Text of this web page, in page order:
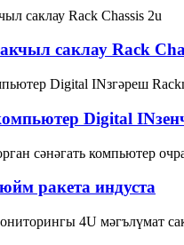
саклау Rack
Digital
ракета индуста